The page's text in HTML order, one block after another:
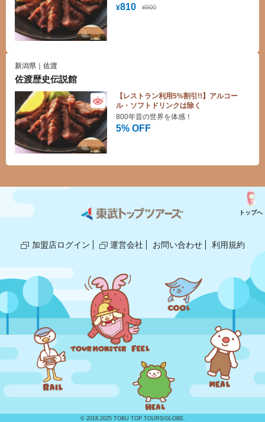
¥810 ¥900
新潟県｜佐渡
佐渡歴史伝説館
【レストラン利用5%割引!!】アルコー
ル・ソフトドリンクは除く
5% OFF
800年昔の世界を体感！
加盟店ログイン 運営会社 お問い合わせ 利用規約
トップへ
© 2018,2025 TOBU TOP TOURS/GLOBE.